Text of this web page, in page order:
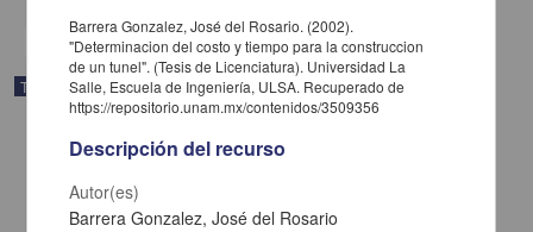
Trabajo de grado
Barrera Gonzalez, José del Rosario. (2002).
"Determinacion del costo y tiempo para la construccion
de un tunel". (Tesis de Licenciatura). Universidad La
Salle, Escuela de Ingeniería, ULSA. Recuperado de
https://repositorio.unam.mx/contenidos/3509356
Descripción del recurso
Autor(es)
Barrera Gonzalez, José del Rosario